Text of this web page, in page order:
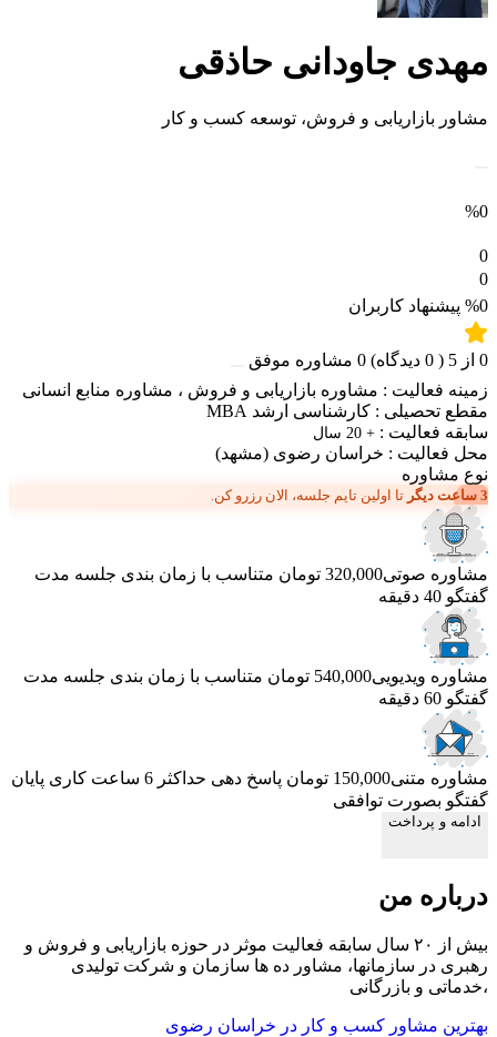
مهدی جاودانی حاذقی
مشاور بازاریابی و فروش، توسعه کسب و کار
%0
0
0
%0 پیشنهاد کاربران
0 از 5
(
0 دیدگاه) 0 مشاوره موفق
زمینه فعالیت : مشاوره بازاریابی و فروش ، مشاوره منابع انسانی
مقطع تحصیلی : کارشناسی ارشد MBA
سابقه فعالیت : + 20 سال
محل فعالیت : خراسان رضوی (مشهد)
نوع مشاوره
3 ساعت دیگر تا اولین تایم جلسه، الان رزرو کن.
مشاوره صوتی320,000 تومان متناسب با زمان بندی جلسه مدت
گفتگو 40 دقیقه
مشاوره ویدیویی540,000 تومان متناسب با زمان بندی جلسه مدت
گفتگو 60 دقیقه
مشاوره متنی150,000 تومان پاسخ دهی حداکثر 6 ساعت کاری
پایان
گفتگو بصورت توافقی
ادامه و پرداخت
درباره من
بیش از ۲۰ سال سابقه فعالیت موثر در حوزه بازاریابی و فروش و
رهبری در سازمانها، مشاور ده ها سازمان و شرکت تولیدی
،خدماتی و بازرگانی
بهترین مشاور کسب و کار در خراسان رضوی